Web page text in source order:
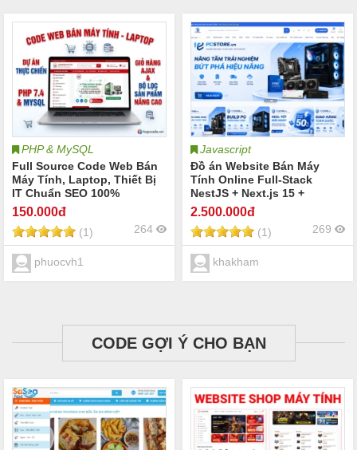
PHP & MySQL
Full Source Code Web Bán
Máy Tính, Laptop, Thiết Bị
IT Chuẩn SEO 100%
150.000đ
(1) 264
phuocvh1
Javascript
Đồ án Website Bán Máy
Tính Online Full-Stack
NestJS + Next.js 15 +
MySQL (3 hệ thống: Khách
hàng, Admin, API)
2.500.000đ
(1) 269
khakham
CODE GỢI Ý CHO BẠN